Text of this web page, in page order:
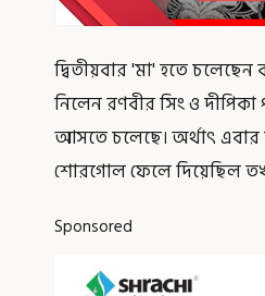
দ্বিতীয়বার 'মা' হতে
নিলেন রণবীর সিং ও
আসতে চলেছে। অর্থাৎ এবার
শোরগোল ফেলে দিয়েছিল
Sponsored